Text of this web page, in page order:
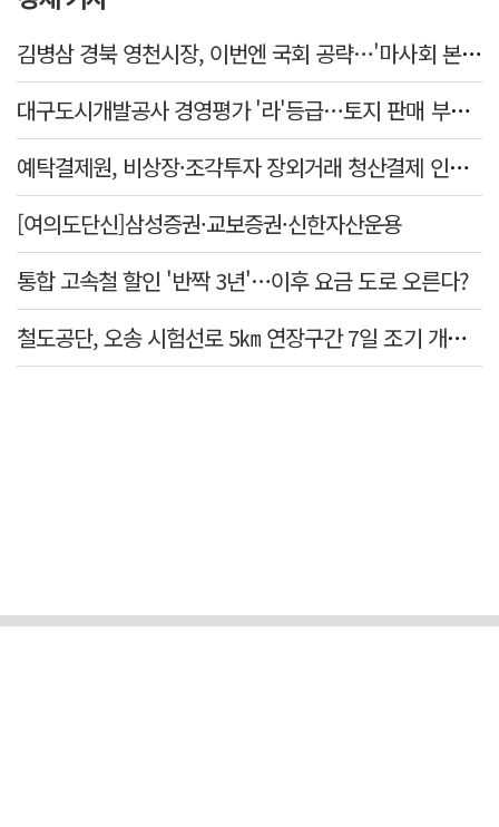
김병삼 경북 영천시장, 이번엔 국회 공략…'마사회 본사 이전·광역교통망 확충' 요청
대구도시개발공사 경영평가 '라'등급…토지 판매 부진에 1년 만에 두 단계 '뚝'
예탁결제원, 비상장·조각투자 장외거래 청산결제 인프라 구축 착수…연내 가동
[여의도단신]삼성증권·교보증권·신한자산운용
통합 고속철 할인 '반짝 3년'…이후 요금 도로 오른다?
철도공단, 오송 시험선로 5㎞ 연장구간 7일 조기 개통…LA 메트로 사업 지원